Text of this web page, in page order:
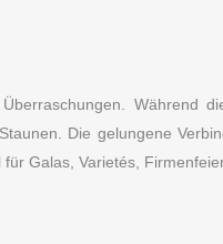
Während
Die gelungene
Galas, Varietés,